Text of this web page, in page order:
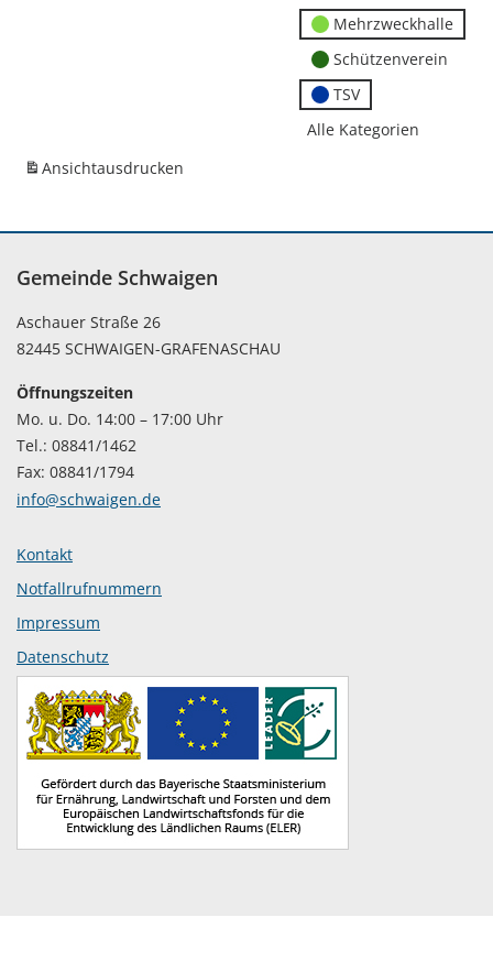
Mehrzweckhalle
Schützenverein
TSV
Alle Kategorien
Ansichtausdrucken
Gemeinde Schwaigen
Aschauer Straße 26
82445 SCHWAIGEN-GRAFENASCHAU
Öffnungszeiten
Mo. u. Do. 14:00 – 17:00 Uhr
Tel.: 08841/1462
Fax: 08841/1794
info@schwaigen.de
Kontakt
Notfallrufnummern
Impressum
Datenschutz